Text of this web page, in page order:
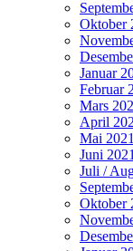
Oktober
Januar
Februar
Mars
April
Mai
Juni
Juli /
Oktober